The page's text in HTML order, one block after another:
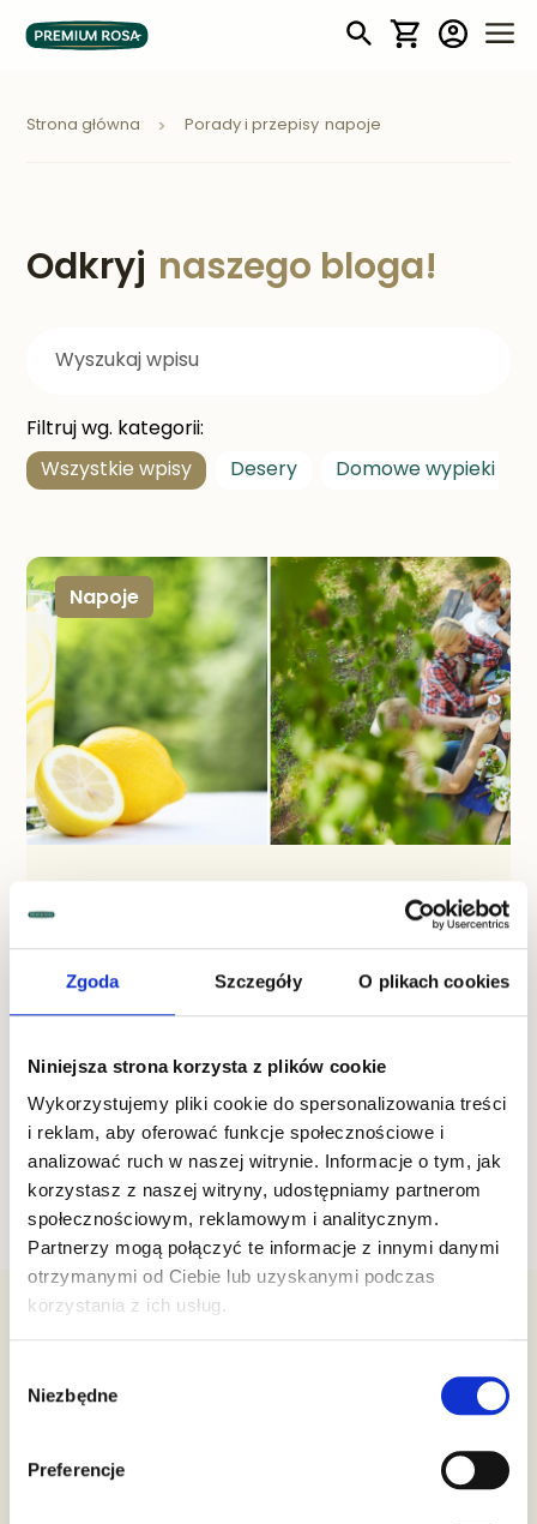
Zgoda Szczegóły O plikach cookies
Niniejsza strona korzysta z plików cookie
Wykorzystujemy pliki cookie do spersonalizowania treści
i reklam, aby oferować funkcje społecznościowe i
analizować ruch w naszej witrynie. Informacje o tym, jak
korzystasz z naszej witryny, udostępniamy partnerom
społecznościowym, reklamowym i analitycznym.
Partnerzy mogą połączyć te informacje z innymi danymi
otrzymanymi od Ciebie lub uzyskanymi podczas
korzystania z ich usług.
zgody
Niezbędne
Preferencje
Mój koszyk
Strona główna Porady i przepisy napoje
Odkryj naszego bloga!
Filtruj wg. kategorii:
Wszystkie wpisy Desery Domowe wypieki
Napoje
Sezon grillowy i letnie napoje na
Niestety tłuste, smażone potrawy, często łączone z
Nie oznacza to jednak oczywiście, że należy
znajomych. Warto jednak poszukać zdrowych
napojów, które będą doskonale komponować się z
daniami z grilla i dodawać ochłody.
ul. Św. Andrzeja Boboli 20